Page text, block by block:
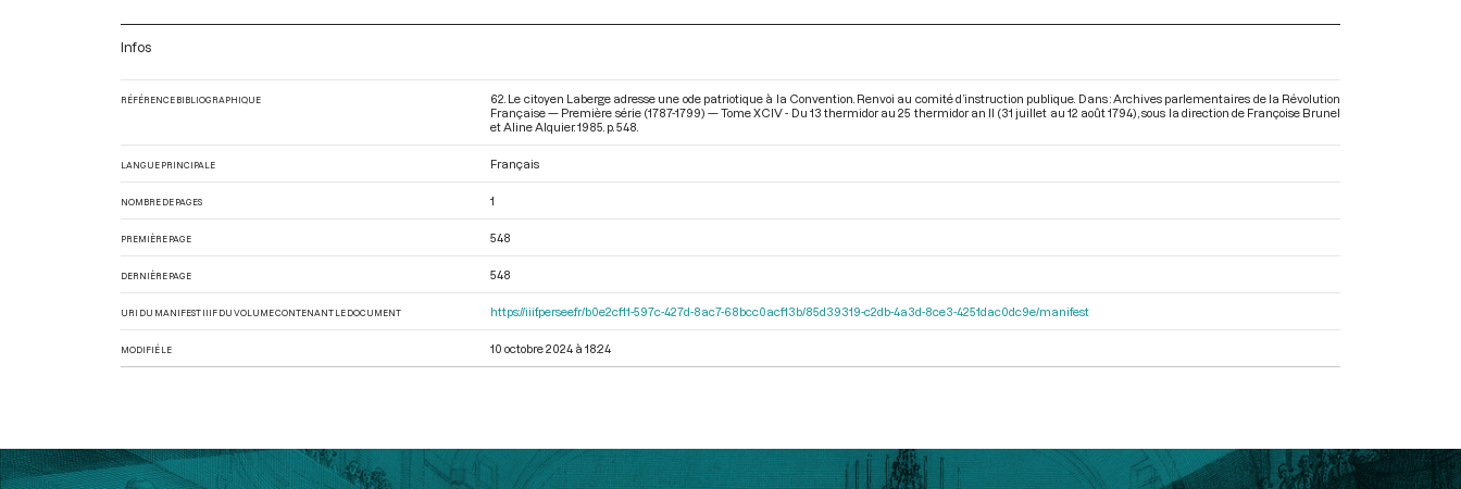
Infos
RÉFÉRENCE BIBLIOGRAPHIQUE
62. Le citoyen Laberge adresse une ode patriotique à la Convention. Renvoi au comité d’instruction publique. Dans : Archives parlementaires de la Révolution
Française — Première série (1787-1799) — Tome XCIV - Du 13 thermidor au 25 thermidor an II (31 juillet au 12 août 1794) , sous la direction de Françoise Brunel
et Aline Alquier. 1985. p. 548.
LANGUE PRINCIPALE Français
NOMBRE DE PAGES 1
PREMIÈRE PAGE 548
DERNIÈRE PAGE 548
URI DU MANIFEST IIIF DU VOLUME CONTENANT LE DOCUMENT https://iiif.persee.fr/b0e2cf11-597c-427d-8ac7-68bcc0acf13b/85d39319-c2db-4a3d-8ce3-4251dac0dc9e/manifest
MODIFIÉ LE 10 octobre 2024 à 18:24